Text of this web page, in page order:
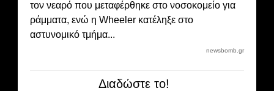
τον νεαρό που μεταφέρθηκε στο νοσοκομείο για
ράμματα, ενώ η Wheeler κατέληξε στο
αστυνομικό τμήμα...
newsbomb.gr
Διαδώστε το!